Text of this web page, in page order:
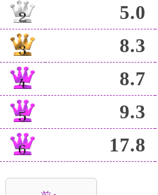
5.0
8.3
8.7
9.3
17.8